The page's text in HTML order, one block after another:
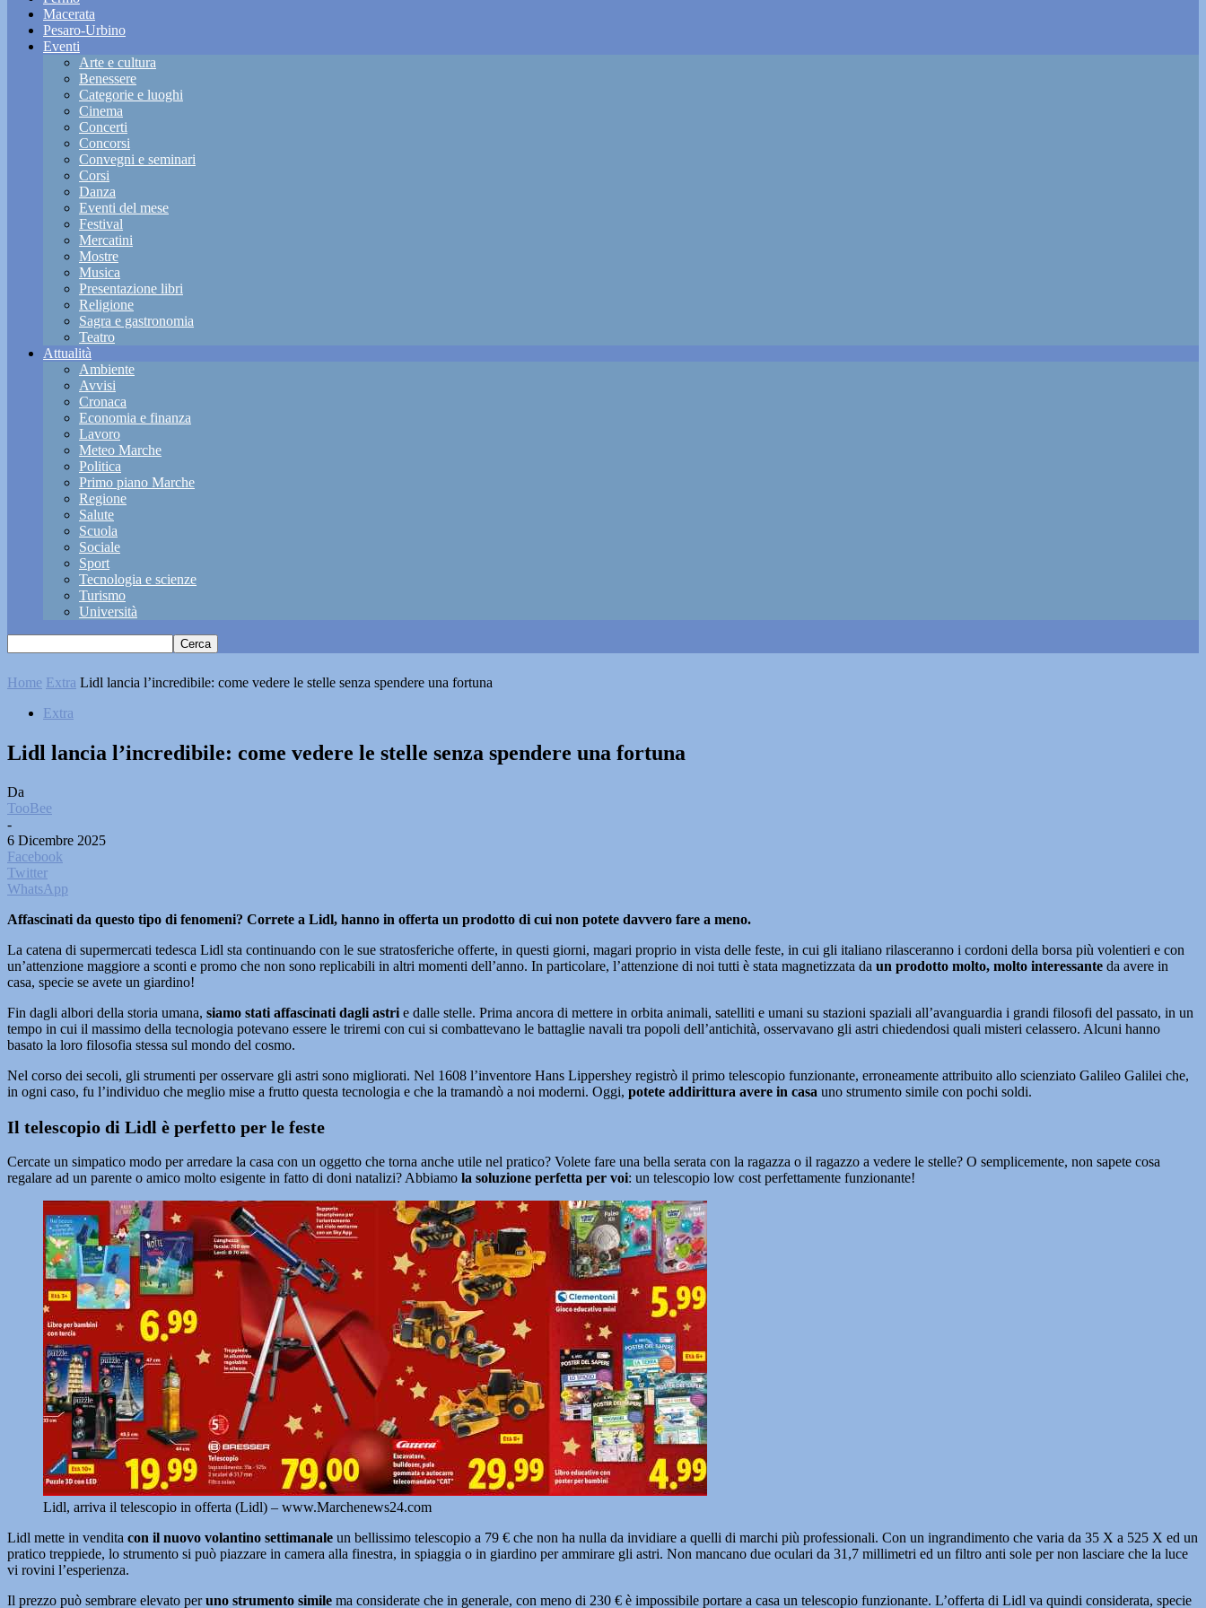
Macerata
Pesaro-Urbino
Eventi
Arte e cultura
Benessere
Categorie e luoghi
Cinema
Concerti
Concorsi
Convegni e seminari
Corsi
Danza
Eventi del mese
Festival
Mercatini
Mostre
Musica
Presentazione libri
Religione
Sagra e gastronomia
Teatro
Attualità
Ambiente
Avvisi
Cronaca
Economia e finanza
Lavoro
Meteo Marche
Politica
Primo piano Marche
Regione
Salute
Scuola
Sociale
Sport
Tecnologia e scienze
Turismo
Università
Home Extra Lidl lancia l’incredibile: come vedere le stelle senza spendere una fortuna
Extra
Lidl lancia l’incredibile: come vedere le stelle senza spendere una fortuna
Da
TooBee
-
6 Dicembre 2025
Facebook
Twitter
WhatsApp
Affascinati da questo tipo di fenomeni? Correte a Lidl, hanno in offerta un prodotto di cui non potete davvero fare a meno.
La catena di supermercati tedesca Lidl sta continuando con le sue stratosferiche offerte, in questi giorni, magari proprio in vista delle feste, in cui gli italiano rilasceranno i cordoni della borsa più volentieri e con
un’attenzione maggiore a sconti e promo che non sono replicabili in altri momenti dell’anno. In particolare, l’attenzione di noi tutti è stata magnetizzata da un prodotto molto, molto interessante da avere in
casa, specie se avete un giardino!
Fin dagli albori della storia umana, siamo stati affascinati dagli astri e dalle stelle. Prima ancora di mettere in orbita animali, satelliti e umani su stazioni spaziali all’avanguardia i grandi filosofi del passato, in un
tempo in cui il massimo della tecnologia potevano essere le triremi con cui si combattevano le battaglie navali tra popoli dell’antichità, osservavano gli astri chiedendosi quali misteri celassero. Alcuni hanno
basato la loro filosofia stessa sul mondo del cosmo.
Nel corso dei secoli, gli strumenti per osservare gli astri sono migliorati. Nel 1608 l’inventore Hans Lippershey registrò il primo telescopio funzionante, erroneamente attribuito allo scienziato Galileo Galilei che,
in ogni caso, fu l’individuo che meglio mise a frutto questa tecnologia e che la tramandò a noi moderni. Oggi, potete addirittura avere in casa uno strumento simile con pochi soldi.
Il telescopio di Lidl è perfetto per le feste
Cercate un simpatico modo per arredare la casa con un oggetto che torna anche utile nel pratico? Volete fare una bella serata con la ragazza o il ragazzo a vedere le stelle? O semplicemente, non sapete cosa
regalare ad un parente o amico molto esigente in fatto di doni natalizi? Abbiamo la soluzione perfetta per voi: un telescopio low cost perfettamente funzionante!
Lidl, arriva il telescopio in offerta (Lidl) – www.Marchenews24.com
Lidl mette in vendita con il nuovo volantino settimanale un bellissimo telescopio a 79 € che non ha nulla da invidiare a quelli di marchi più professionali. Con un ingrandimento che varia da 35 X a 525 X ed un
pratico treppiede, lo strumento si può piazzare in camera alla finestra, in spiaggia o in giardino per ammirare gli astri. Non mancano due oculari da 31,7 millimetri ed un filtro anti sole per non lasciare che la luce
vi rovini l’esperienza.
Il prezzo può sembrare elevato peruno strumento simile ma considerate che in generale, con meno di 230 € è impossibile portare a casa un telescopio funzionante. L’offerta di Lidl va quindi considerata, specie